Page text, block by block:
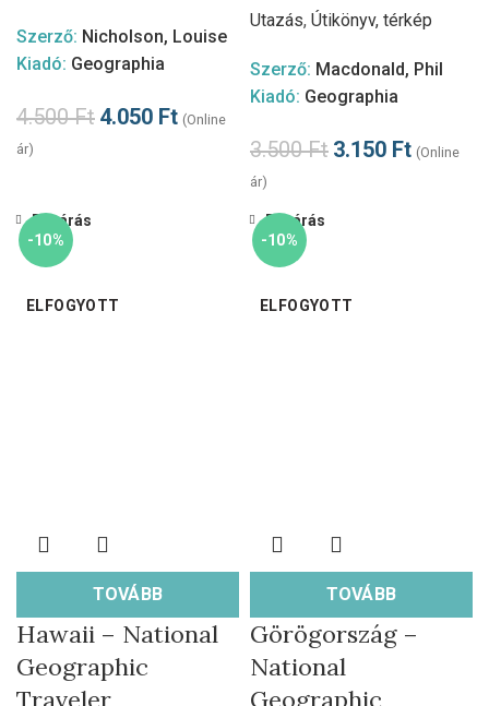
Szerző: Nicholson, Louise
Kiadó: Geographia
4.500Ft 4.050 Ft (Online
ár)
Utazás, Útikönyv, térkép
Szerző: Macdonald, Phil
Kiadó: Geographia
3.500Ft 3.150 Ft (Online
ár)
-10%
ELFOGYOTT
TOVÁBB
Bezárás
Hawaii – National
Geographic
Traveler
-10%
ELFOGYOTT
TOVÁBB
Bezárás
Görögország –
National
Geographic